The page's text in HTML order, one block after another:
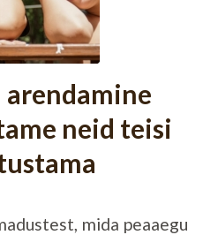
arendamine
neid teisi
mida peaaegu